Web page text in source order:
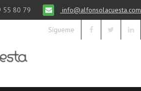
55 80 79 info@alfonsolacuesta.com
Sígueme